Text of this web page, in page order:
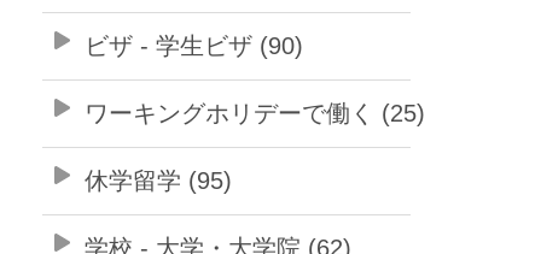
ビザ - 学生ビザ (90)
ワーキングホリデーで働く (25)
休学留学 (95)
学校 - 大学・大学院 (62)